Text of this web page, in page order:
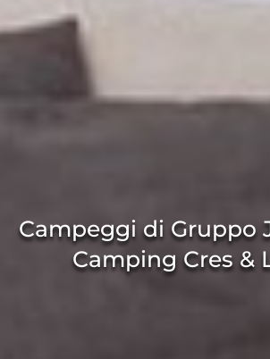
Campeggi di Gruppo
Camping Cres &